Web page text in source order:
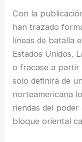
Con la
han trazado
líneas de batalla
Estados Unidos.
o fracase a partir
solo definirá de
norteamericana
riendas del
bloque oriental